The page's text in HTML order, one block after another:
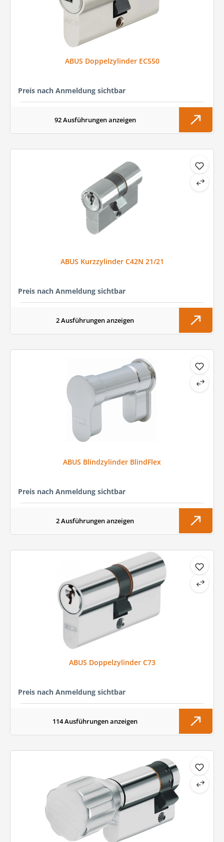
ABUS Doppelzylinder EC550
Preis nach Anmeldung sichtbar
92 Ausführungen anzeigen
ABUS Kurzzylinder C42N 21/21
Preis nach Anmeldung sichtbar
2 Ausführungen anzeigen
ABUS Blindzylinder BlindFlex
Preis nach Anmeldung sichtbar
2 Ausführungen anzeigen
ABUS Doppelzylinder C73
Preis nach Anmeldung sichtbar
114 Ausführungen anzeigen